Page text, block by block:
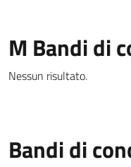
M Bandi di
Nessun risultato.
Bandi di